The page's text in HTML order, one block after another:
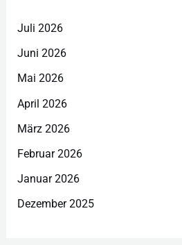
Juli 2026
Juni 2026
Mai 2026
April 2026
März 2026
Februar 2026
Januar 2026
Dezember 2025